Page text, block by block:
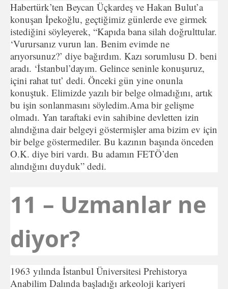
Habertürk’ten Beycan Üçkardeş ve Hakan Bulut’a
konuşan İpekoğlu, geçtiğimiz günlerde eve girmek
istediğini söyleyerek, “Kapıda bana silah doğrulttular.
‘Vurursanız vurun lan. Benim evimde ne
arıyorsunuz?’ diye bağırdım. Kazı sorumlusu D. beni
aradı. ‘İstanbul’dayım. Gelince seninle konuşuruz,
içini rahat tut’ dedi. Önceki gün yine onunla
konuştuk. Elimizde yazılı bir belge olmadığını, artık
bu işin sonlanmasını söyledim.Ama bir gelişme
olmadı. Yan taraftaki evin sahibine devletten izin
alındığına dair belgeyi göstermişler ama bizim ev için
bir belge göstermediler. Bu kazının başında önceden
O.K. diye biri vardı. Bu adamın FETÖ’den
alındığını duyduk” dedi.
11 – Uzmanlar ne
diyor?
1963 yılında İstanbul Üniversitesi Prehistorya
Anabilim Dalında başladığı arkeoloji kariyeri